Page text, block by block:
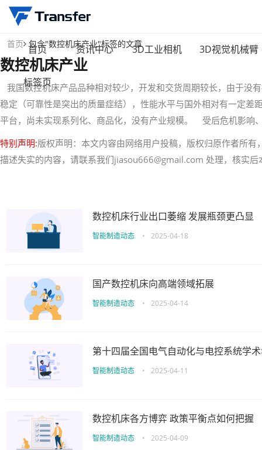
首页 资讯中心 3D工业相机 3D视觉机械臂
标签页
首页 包含"数控机床产业"标签的文章
数控机床产业
我国数控机床产品品种相对较少，开发和交货周期较长，由于没
稳定（可靠性是突出的质量症结），性能水平与国外相对有一定
平台，尚未实现系列化、商品化，没有产业规模。 受后危机影响
特别声明:版权声明：本文内容由网络用户投稿，版权归原作者所
描述失实的内容，请联系我们jiasou666@gmail.com 处理，核实
数控机床行业出口萎缩 发展瓶颈更凸显
智能制造动态 • 2025-04-18
国产数控机床向高端领域拓展
智能制造动态 • 2025-04-14
第十四届全国电气自动化与电控系统学
智能制造动态 • 2025-04-11
数控机床各方博弈 政策平衡点如何把握
智能制造动态 • 2025-04-09